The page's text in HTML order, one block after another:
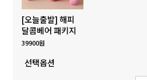
[오늘출발] 해피
달콤베어 패키지
39900원
선택옵션